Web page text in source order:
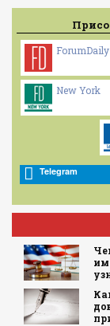
ForumDaily
New York
Telegram